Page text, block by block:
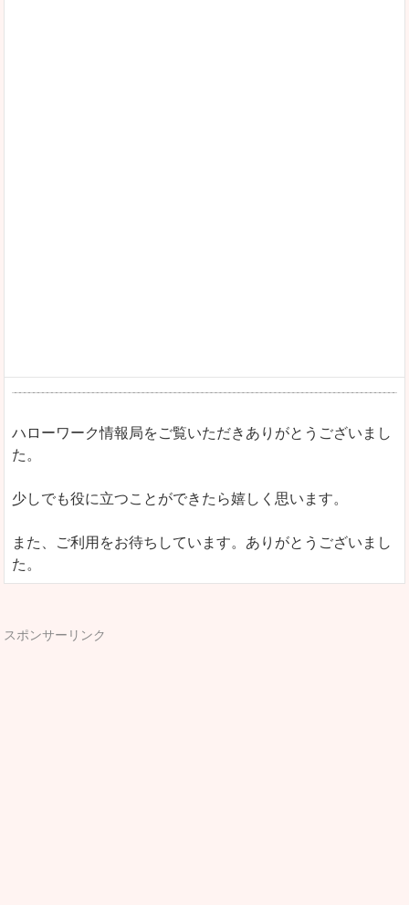
ハローワーク情報局をご覧いただきありがとうございまし
た。
少しでも役に立つことができたら嬉しく思います。
また、ご利用をお待ちしています。ありがとうございまし
た。
スポンサーリンク